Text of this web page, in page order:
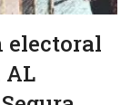
electoral
AL